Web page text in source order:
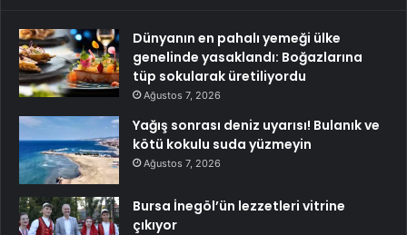
Dünyanın en pahalı yemeği ülke
genelinde yasaklandı: Boğazlarına
tüp sokularak üretiliyordu
Ağustos 7, 2026
Yağış sonrası deniz uyarısı! Bulanık ve
kötü kokulu suda yüzmeyin
Ağustos 7, 2026
Bursa İnegöl’ün lezzetleri vitrine
çıkıyor